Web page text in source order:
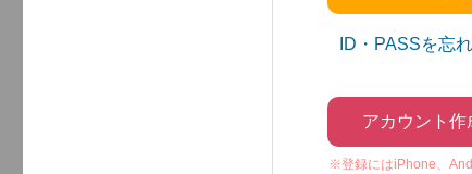
ID・PASSを忘
アカウント作
※登録にはiPhone、